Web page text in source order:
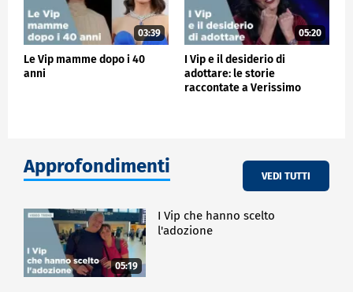
03:39
Le Vip mamme dopo i 40
anni
05:20
I Vip e il desiderio di
adottare: le storie
raccontate a Verissimo
Approfondimenti VEDI TUTTI
05:19
I Vip che hanno scelto
l'adozione